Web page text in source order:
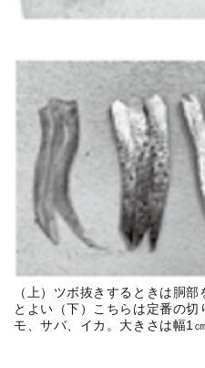
（上）ツボ抜きするときは胴
とよい（下）こちらは定番の
モ、サバ、イカ。大きさは幅1